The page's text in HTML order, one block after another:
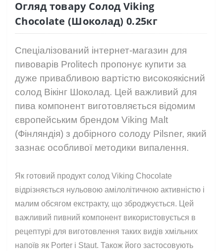
Огляд товару Солод Viking
Chocolate (Шоколад) 0.25кг
Спеціалізований інтернет-магазин для
пивоварів Prolitech пропонує купити за
дуже привабливою вартістю високоякісний
солод Вікінг Шоколад. Цей важливий для
пива компонент виготовляється відомим
європейським брендом Viking Malt
(Фінляндія) з добірного солоду Pilsner, який
зазнає особливої ​​методики випалення.
Як готовий продукт солод Viking Chocolate
відрізняється нульовою амілолітичною активністю і
малим обсягом екстракту, що зброджується. Цей
важливий пивний компонент використовується в
рецептурі для виготовлення таких видів хмільних
напоїв як Porter і Staut. Також його застосовують